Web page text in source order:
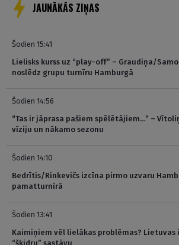
JAUNĀKĀS ZIŅAS
Šodien 15:41
Lielisks kurss uz “play-off” – Graudiņa/
noslēdz grupu turnīru Hamburgā
Šodien 14:56
“Tas ir jāprasa pašiem spēlētājiem…” –
vīziju un nākamo sezonu
Šodien 14:10
Bedrītis/Rinkevičs izcīna pirmo uzvaru
pamatturnīrā
Šodien 13:41
Kaimiņiem vēl lielākas problēmas? Lietuvas
“šķidru” sastāvu